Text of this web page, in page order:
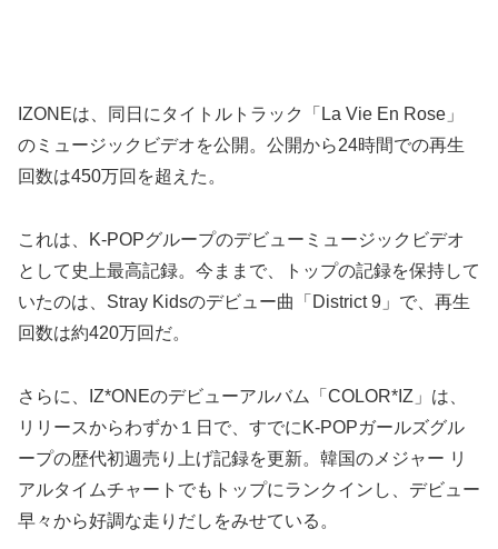
IZONEは、同日にタイトルトラック「La Vie En Rose」
のミュージックビデオを公開。公開から24時間での再生
回数は450万回を超えた。
これは、K-POPグループのデビューミュージックビデオ
として史上最高記録。今ままで、トップの記録を保持して
いたのは、Stray Kidsのデビュー曲「District 9」で、再生
回数は約420万回だ。
さらに、IZ*ONEのデビューアルバム「COLOR*IZ」は、
リリースからわずか１日で、すでにK-POPガールズグル
ープの歴代初週売り上げ記録を更新。韓国のメジャー リ
アルタイムチャートでもトップにランクインし、デビュー
早々から好調な走りだしをみせている。